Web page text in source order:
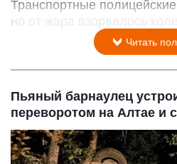
Транспортные
но от жара взорвалось
Читать
Пьяный барнаулец
переворотом на Алтае и